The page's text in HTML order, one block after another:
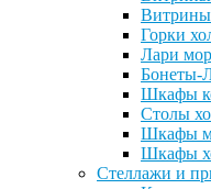
Витрины
Горки
Лари
Бонеты-
Шкафы
Столы
Шкафы
Шкафы
Стеллажи и